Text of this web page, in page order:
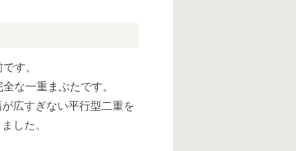
す。
全な一重まぶたです。
が広すぎない平行型二重を
した。